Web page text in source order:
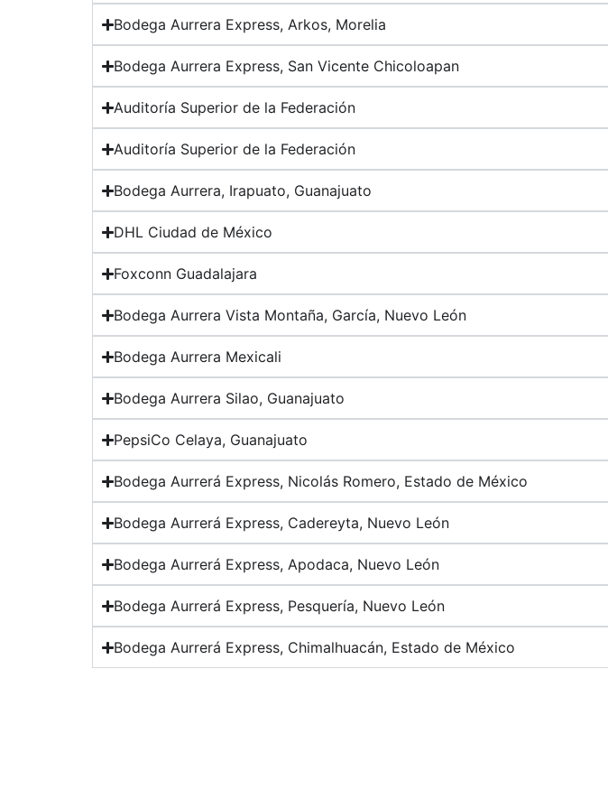
Bodega Aurrera Express, Arkos, Morelia
Bodega Aurrera Express, San Vicente Chicoloapan
Auditoría Superior de la Federación
Auditoría Superior de la Federación
Bodega Aurrera, Irapuato, Guanajuato
DHL Ciudad de México
Foxconn Guadalajara
Bodega Aurrera Vista Montaña, García, Nuevo León
Bodega Aurrera Mexicali
Bodega Aurrera Silao, Guanajuato
PepsiCo Celaya, Guanajuato
Bodega Aurrerá Express, Nicolás Romero, Estado de México
Bodega Aurrerá Express, Cadereyta, Nuevo León
Bodega Aurrerá Express, Apodaca, Nuevo León
Bodega Aurrerá Express, Pesquería, Nuevo León
Bodega Aurrerá Express, Chimalhuacán, Estado de México